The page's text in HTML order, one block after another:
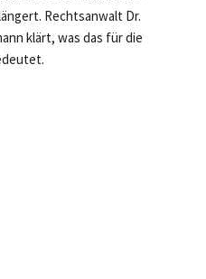
Rechtsanwalt Dr.
klärt, was das für die